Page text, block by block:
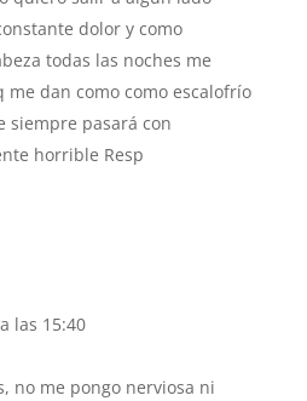
dolor y como
todas las noches me
dan como como escalofrío
siempre pasará con
horrible Resp
las 15:40
no me pongo nerviosa ni